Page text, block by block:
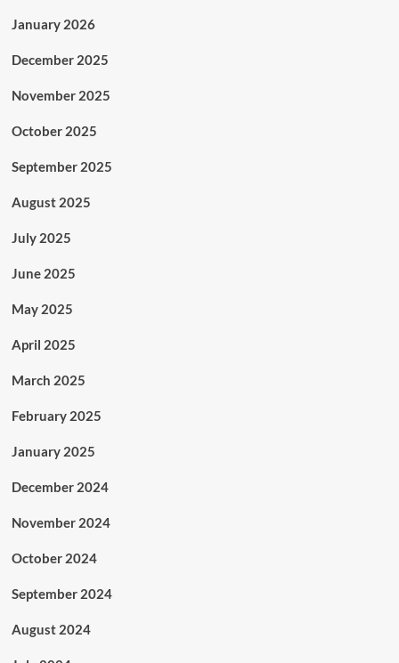
January 2026
December 2025
November 2025
October 2025
September 2025
August 2025
July 2025
June 2025
May 2025
April 2025
March 2025
February 2025
January 2025
December 2024
November 2024
October 2024
September 2024
August 2024